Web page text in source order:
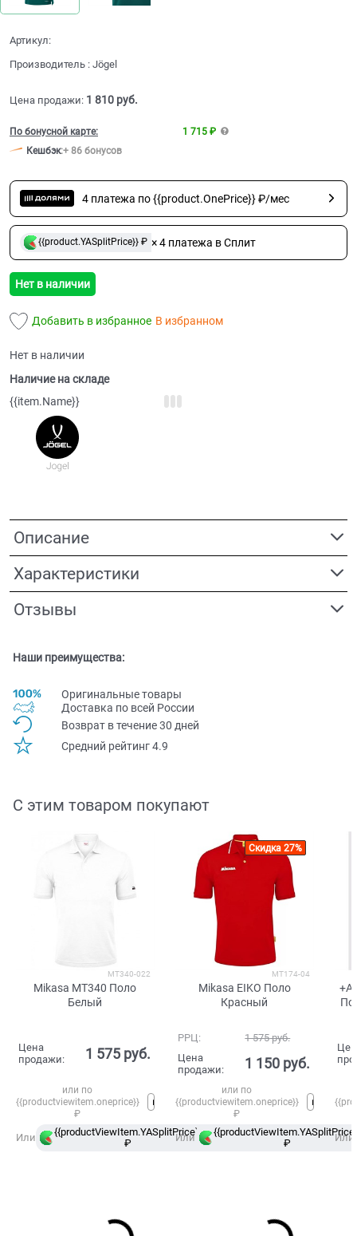
Артикул:
Производитель : Jögel
Цена продажи: 1 810 руб.
По бонусной карте:
1 715 ₽
Кешбэк:+ 86 бонусов
4 платежа по {{product.OnePrice}} ₽/мес
{{product.YASplitPrice}} ₽ × 4 платежа в Сплит
Нет в наличии
Добавить в избранное В избранном
Нет в наличии
Наличие на складе
{{item.Name}}
Описание
Характеристики
Отзывы
Наши преимущества:
Оригинальные товары
Доставка по всей Pоссии
Возврат в течение 30 дней
Средний рейтинг 4.9
С этим товаром покупают
MT340-022
Mikasa MT340 Поло
Белый
Цена
продажи:
1 575 руб.
или по
{{productviewitem.oneprice}}
₽
Или
{{productViewItem.YASplitPrice}}
₽
в
Сплит
Скидка 27%
MT174-04
Mikasa EIKO Поло
Красный
РРЦ: 1 575 руб.
Цена
продажи:
1 150 руб.
или по
{{productviewitem.oneprice}}
₽
Или
₽
Или